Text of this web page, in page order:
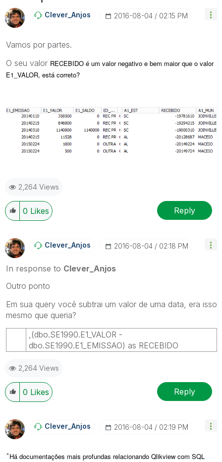
Clever_Anjos ‎2016-08-04 02:15 PM
Vamos por partes.
O seu valor RECEBIDO é um valor negativo e bem maior que o valor
E1_VALOR, está correto?
2,264 Views
0 Likes Reply
Clever_Anjos ‎2016-08-04 02:18 PM
In response to Clever_Anjos
Outro ponto
Em sua query você subtrai um valor de uma data, era isso
mesmo que queria?
,(dbo.SE1990.E1_VALOR -
dbo.SE1990.E1_EMISSAO) as RECEBIDO
2,264 Views
0 Likes Reply
Clever_Anjos ‎2016-08-04 02:19 PM
"Há documentações mais profundas relacionando Qlikview com SQL